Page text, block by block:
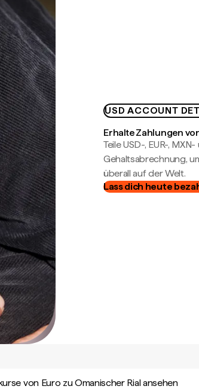
USD ACCOUNT
Erhalte Zahlungen
Teile USD-, EUR-,
Gehaltsabrechnung,
überall auf der Welt.
Lass dich heute
von Euro zu Omanischer Rial ansehen